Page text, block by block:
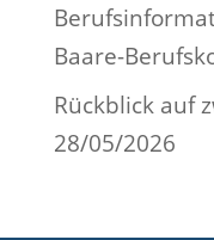
Baare-
Rückblick auf
28/05/2026